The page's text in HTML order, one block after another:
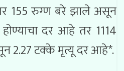
155 रुग्ण बरे झाले असून
दर आहे तर 1114
2.27 टक्के मृत्यू दर आहे*.